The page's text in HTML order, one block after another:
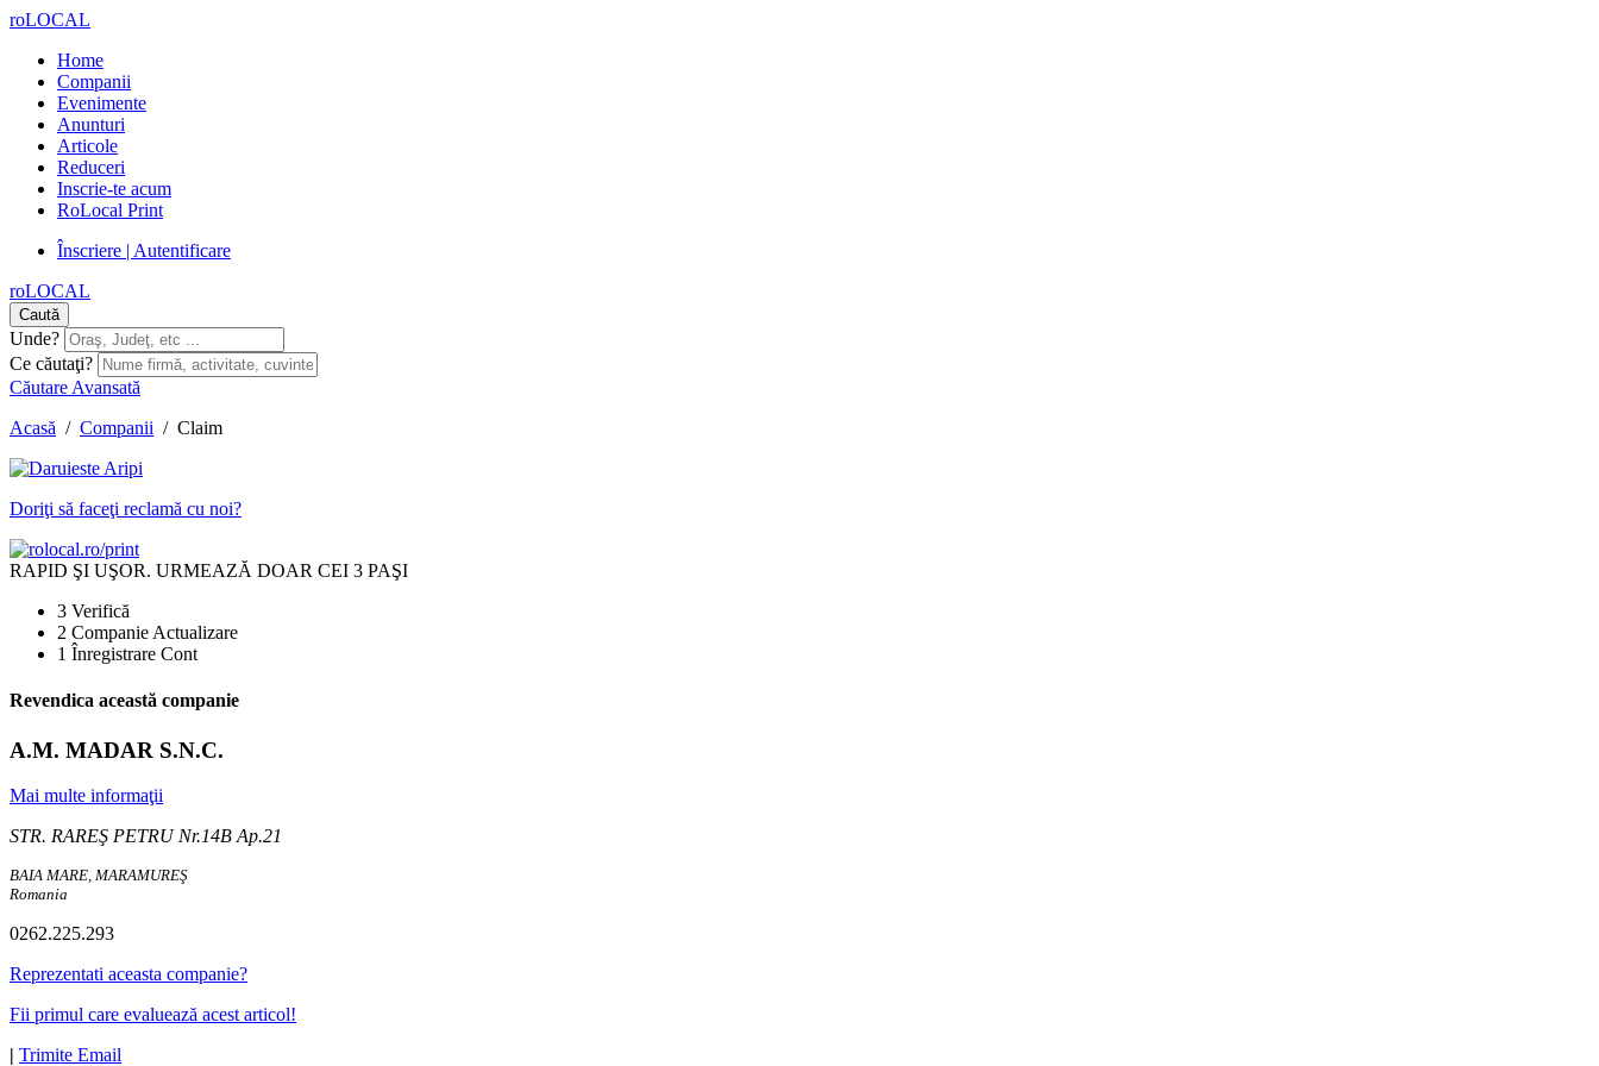
roLOCAL
Home
Companii
Evenimente
Anunturi
Articole
Reduceri
Inscrie-te acum
RoLocal Print
Înscriere | Autentificare
roLOCAL
Caută
Unde?
Ce căutaţi?
Căutare Avansată
Acasă / Companii / Claim
Doriţi să faceţi reclamă cu noi?
RAPID ŞI UŞOR. URMEAZĂ DOAR CEI 3 PAŞI
3 Verifică
2 Companie Actualizare
1 Înregistrare Cont
Revendica această companie
A.M. MADAR S.N.C.
Mai multe informaţii
STR. RAREŞ PETRU Nr.14B Ap.21
BAIA MARE, MARAMUREŞ
Romania
0262.225.293
Reprezentati aceasta companie?
Fii primul care evaluează acest articol!
| Trimite Email